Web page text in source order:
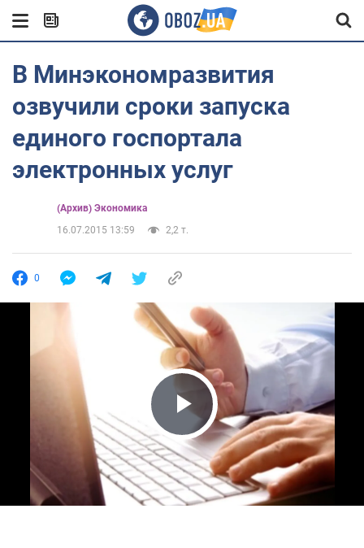
В Минэкономразвития
озвучили сроки запуска
единого госпортала
электронных услуг
(Архив) Экономика
16.07.2015 13:59
2,2 т.
0
Play Video